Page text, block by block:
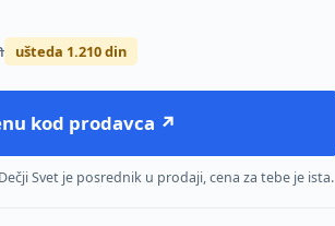
ušteda 1.210 din
kod prodavca ↗
Svet je posrednik u prodaji, cena za tebe je ista.